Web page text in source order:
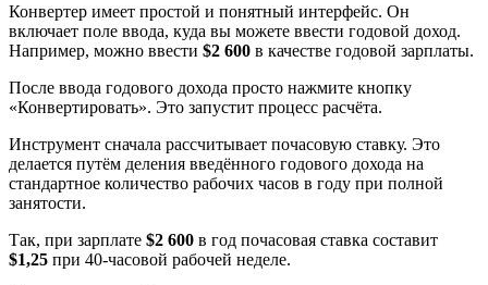
Конвертер имеет простой и понятный интерфейс. Он
включает поле ввода, куда вы можете ввести годовой доход.
Например, можно ввести $2 600 в качестве годовой зарплаты.
После ввода годового дохода просто нажмите кнопку
«Конвертировать». Это запустит процесс расчёта.
Инструмент сначала рассчитывает почасовую ставку. Это
делается путём деления введённого годового дохода на
стандартное количество рабочих часов в году при полной
занятости.
Так, при зарплате $2 600 в год почасовая ставка составит
$1,25 при 40-часовой рабочей неделе.